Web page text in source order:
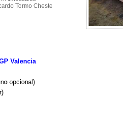
Tormo Cheste
Valencia
opcional)